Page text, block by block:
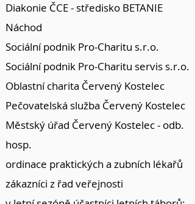
Diakonie ČCE - středisko BETANIE
Náchod
Sociální podnik Pro-Charitu s.r.o.
Sociální podnik Pro-Charitu servis s.r.o.
Oblastní charita Červený Kostelec
Pečovatelská služba Červený Kostelec
Městský úřad Červený Kostelec - odb.
hosp.
ordinace praktických a zubních lékařů
zákazníci z řad veřejnosti